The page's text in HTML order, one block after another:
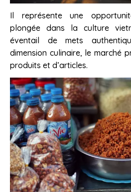
Il représente une
plongée dans la culture
éventail de mets
dimension culinaire, le marché
produits et d’articles.